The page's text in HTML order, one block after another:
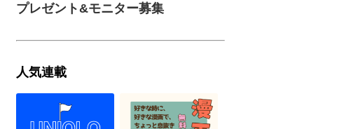
プレゼント&モニター募集
人気連載